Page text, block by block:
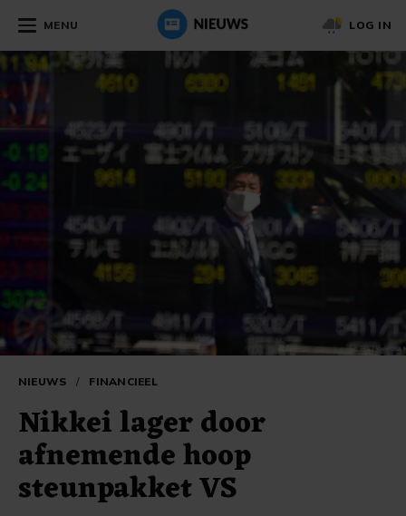
MENU LOG IN
NIEUWS / FINANCIEEL
Nikkei lager door
afnemende hoop
steunpakket VS